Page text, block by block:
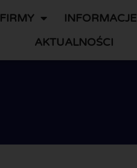
FIRMY
INFORMACJE
AKTUALNOŚCI